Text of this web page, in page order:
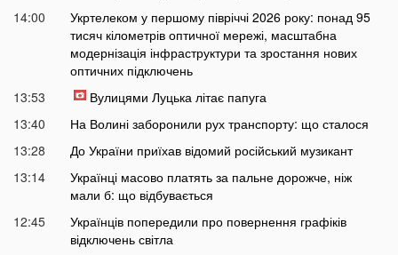
14:00
Укртелеком у першому півріччі 2026 року: понад 95
тисяч кілометрів оптичної мережі, масштабна
модернізація інфраструктури та зростання нових
оптичних підключень
13:53
Вулицями Луцька літає папуга
13:40
На Волині заборонили рух транспорту: що сталося
13:28
До України приїхав відомий російський музикант
13:14
Українці масово платять за пальне дорожче, ніж
мали б: що відбувається
12:45
Українців попередили про повернення графіків
відключень світла